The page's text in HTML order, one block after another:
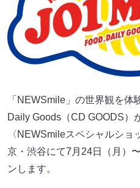
「NEWSmile」の世界観を
Daily Goods（CD GOODS）
〈NEWSmileスペシャルシ
京・渋谷にて7月24日（月）
ンします。